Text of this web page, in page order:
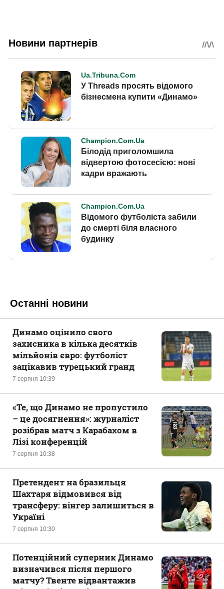
Останні новини
7 серпня 10:39
Динамо оцінило свого
захисника в кілька десятків
мільйонів євро: футболіст
зацікавив турецький гранд
7 серпня 10:38
«Те, що Динамо не пропустило
– це досягнення»: журналіст
розібрав матч з Карабахом в
Лізі конференцій
7 серпня 10:30
Претендент на бразильця
Шахтаря відмовився від
трансферу: вінгер залишиться в
Україні
Потенційний суперник Динамо
визначився після першого
матчу? Твенте відвантажив